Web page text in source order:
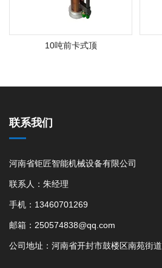
10吨前卡式顶
联系我们
河南省钜匠智能机械设备有限公司
联系人：朱经理
手机：13460701269
邮箱：250574838@qq.com
公司地址：河南省开封市鼓楼区南苑街